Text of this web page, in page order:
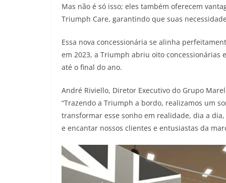
Mas não é só isso; eles também oferecem
Triumph Care, garantindo que suas
Essa nova concessionária se alinha
em 2023, a Triumph abriu oito concessionárias
até o final do ano.
André Riviello, Diretor Executivo do Grupo
“Trazendo a Triumph a bordo, realizamos um
transformar esse sonho em realidade, dia a
e encantar nossos clientes e entusiastas da